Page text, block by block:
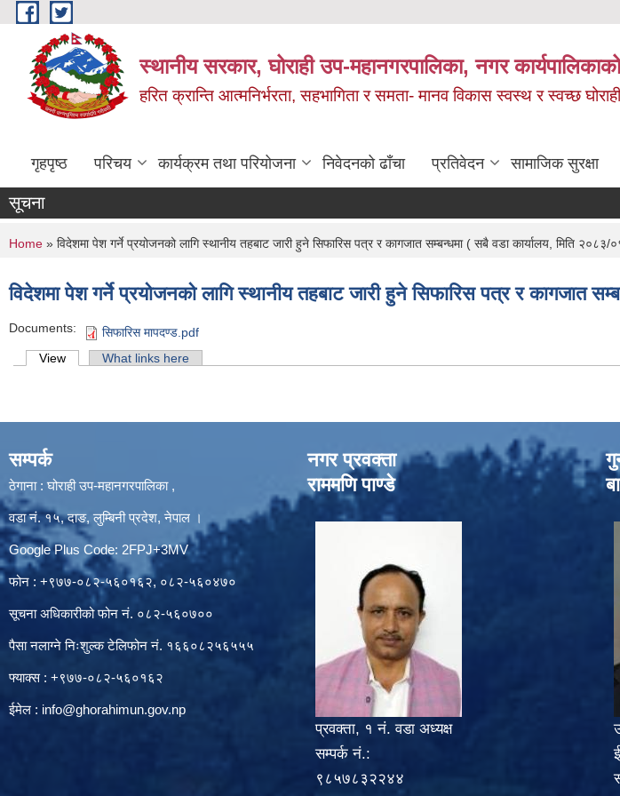
Skip to main content
स्थानीय सरकार, घोराही उप-महानगरपालिका, नगर
हरित क्रान्ति आत्मनिर्भरता, सहभागिता र समता- मानव विकास स्वस्थ र स्वच्छ
गृहपृष्ठ परिचय कार्यक्रम तथा परियोजना निवेदनको ढाँचा प्रतिवेदन सामाजिक सुरक्षा
सूचना
You are here
Home » विदेशमा पेश गर्ने प्रयोजनको लागि स्थानीय तहबाट जारी हुने सिफारिस पत्र र कागजात सम्बन्धमा ( सबै वडा कार्यालय, मिति
विदेशमा पेश गर्ने प्रयोजनको लागि स्थानीय तहबाट जारी हुने सिफारिस पत्र र
Documents: सिफारिस मापदण्ड.pdf
Primary tabs
View (active tab)What links here
सम्पर्क
ठेगाना : घोराही उप-महानगरपालिका ,
वडा नं. १५, दाङ, लुम्बिनी प्रदेश, नेपाल ।
Google Plus Code: 2FPJ+3MV
फोन : +९७७-०८२-५६०१६२, ०८२-५६०४७०
सूचना अधिकारीको फोन नं. ०८२-५६०७००
पैसा नलाग्ने निःशुल्क टेलिफोन नं. १६६०८२५६५५५
फ्याक्स : +९७७-०८२-५६०१६२
ईमेल : info@ghorahimun.gov.np
नगर प्रवक्ता
राममणि पाण्डे
प्रवक्ता, १ नं. वडा अध्यक्ष
सम्पर्क नं.:
९८५७८३२२४४